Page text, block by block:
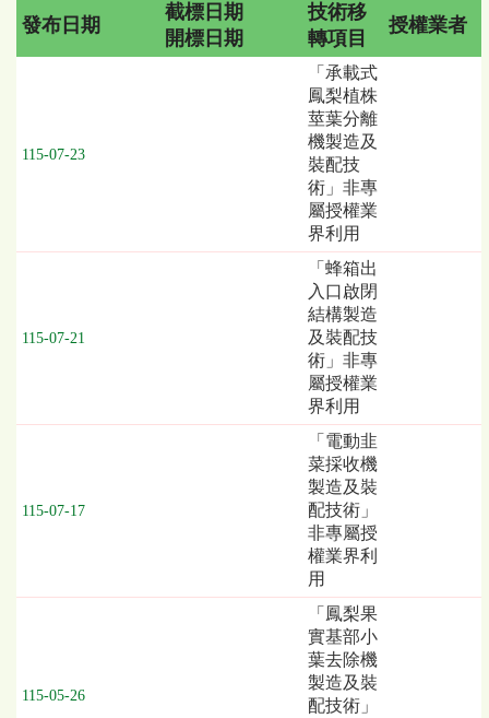
列
依
布
／
期、
轉
發布日期
截標日期
開標日期
技術移
轉項目
授權業者
115-07-23
「承載式
鳳梨植株
莖葉分離
機製造及
裝配技
術」非專
屬授權業
界利用
115-07-21
「蜂箱出
入口啟閉
結構製造
及裝配技
術」非專
屬授權業
界利用
115-07-17
「電動韭
菜採收機
製造及裝
配技術」
非專屬授
權業界利
用
115-05-26
「鳳梨果
實基部小
葉去除機
製造及裝
配技術」